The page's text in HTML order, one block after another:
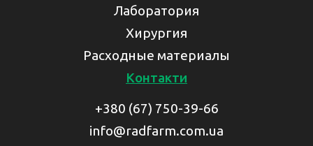
Лаборатория
Хирургия
Расходные материалы
Контакти
+380 (67) 750-39-66
info@radfarm.com.ua